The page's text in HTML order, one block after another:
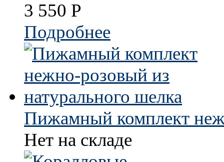
3 550 Р
Подробнее
Пижамный комплект
Нет на складе